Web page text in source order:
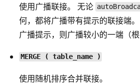
使用广播联接。 无论
何，都将广播带有提示的联接端
广播提示，则广播较小的一端（
MERGE ( table_name )
使用随机排序合并联接。